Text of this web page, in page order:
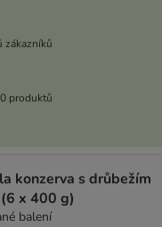
zákazníků
produktů
konzerva s drůbežím
x 400 g)
balení